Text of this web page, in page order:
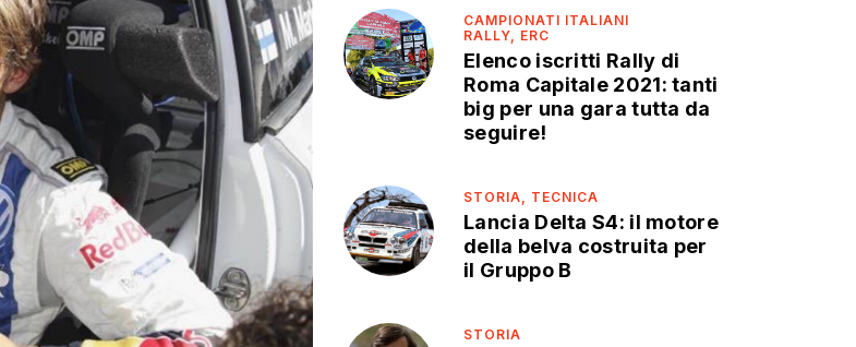
CAMPIONATI ITALIANI
RALLY, ERC
Elenco iscritti Rally di
Roma Capitale 2021: tanti
big per una gara tutta da
seguire!
STORIA, TECNICA
Lancia Delta S4: il motore
della belva costruita per
il Gruppo B
STORIA